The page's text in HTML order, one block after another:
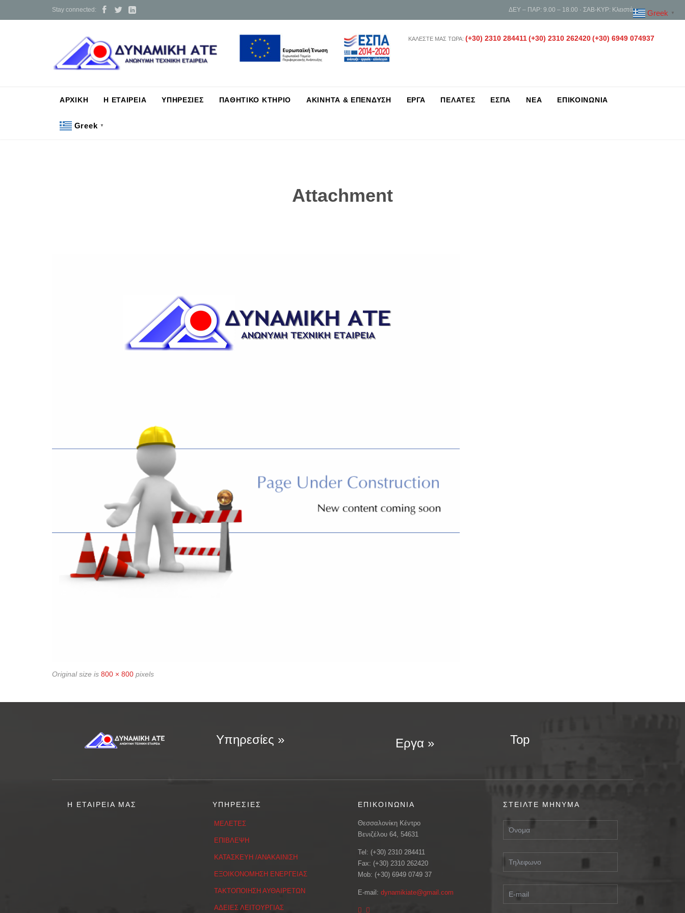
Stay connected:    ΔΕΥ – ΠΑΡ: 9.00 – 18.00 · ΣΑΒ-ΚΥΡ: Κλειστά
ΚΑΛΕΣΤΕ ΜΑΣ ΤΩΡΑ: (+30) 2310 284411(+30) 2310 262420(+30) 6949 074937
to
ΑΡΧΙΚΗ Η ΕΤΑΙΡΕΙΑ ΥΠΗΡΕΣΙΕΣ ΠΑΘΗΤΙΚΟ ΚΤΗΡΙΟ ΑΚΙΝΗΤΑ & ΕΠΕΝΔΥΣΗ ΕΡΓΑ ΠΕΛΑΤΕΣ ΕΣΠΑ ΝΕΑ ΕΠΙΚΟΙΝΩΝΙΑ
Greek ▼
Attachment
Original size is 800 × 800 pixels
Υπηρεσίες » Εργα » Top
Η ΕΤΑΙΡΕΙΑ ΜΑΣ ΥΠΗΡΕΣΙΕΣ
ΜΕΛΕΤΕΣ
ΕΠΙΒΛΕΨΗ
ΚΑΤΑΣΚΕΥΗ /ΑΝΑΚΑΙΝΙΣΗ
ΕΞΟΙΚΟΝΟΜΗΣΗ ΕΝΕΡΓΕΙΑΣ
ΤΑΚΤΟΠΟΙΗΣΗ ΑΥΘΑΙΡΕΤΩΝ
ΑΔΕΙΕΣ ΛΕΙΤΟΥΡΓΙΑΣ
ΕΠΙΚΟΙΝΩΝΙΑ
Θεσσαλονίκη Κέντρο
Βενιζέλου 64, 54631
Tel: (+30) 2310 284411
Fax: (+30) 2310 262420
Mob: (+30) 6949 0749 37
E-mail: dynamikiate@gmail.com
ΣΤΕΙΛΤΕ ΜΗΝΥΜΑ
Greek ▼